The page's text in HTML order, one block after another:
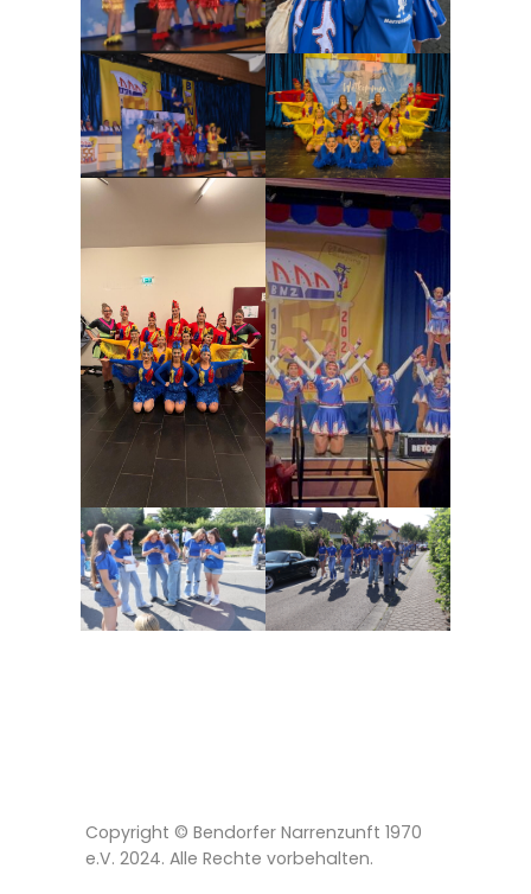
Copyright © Bendorfer Narrenzunft 1970
e.V. 2024. Alle Rechte vorbehalten.